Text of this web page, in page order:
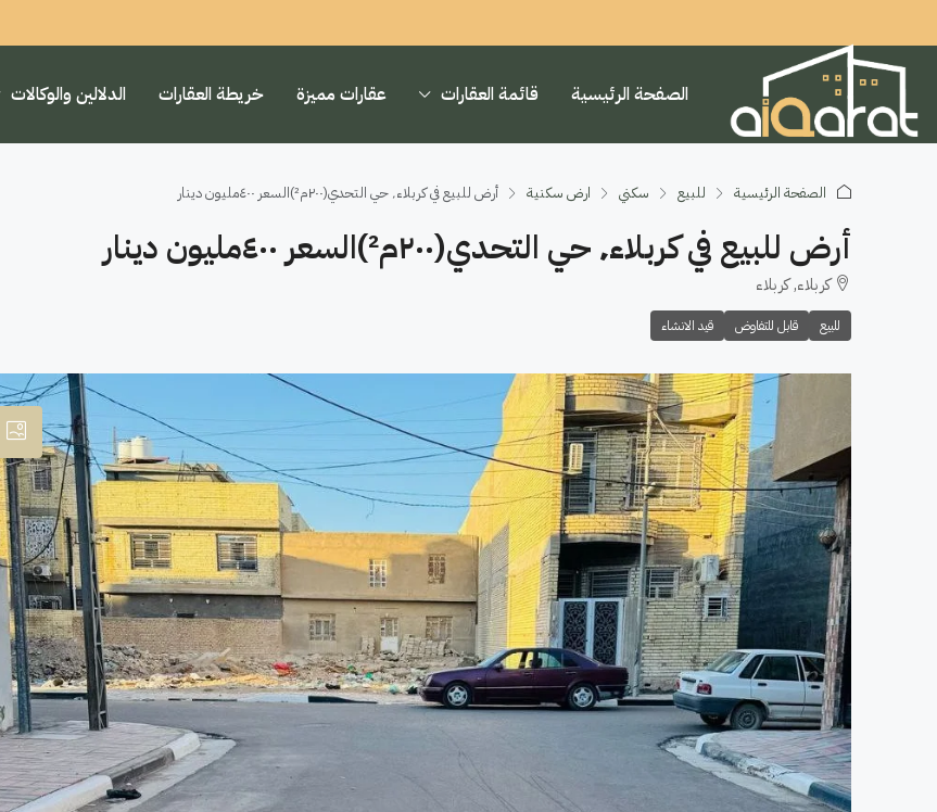
الصفحة الرئيسية قائمة العقارات عقارات مميزة خريطة العقارات الدلالين والوكالات
الصفحة الرئيسية للبيع سكني ارض سكنية أرض للبيع في كربلاء٬ حي التحدي(٢٠٠م²)السعر ٤٠٠مليون دينار
أرض للبيع في كربلاء٬ حي التحدي(٢٠٠م²)السعر ٤٠٠مليون دينار
كربلاء, كربلاء
للبيع قابل للتفاوض قيد الانشاء